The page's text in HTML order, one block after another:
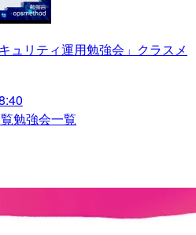
ュリティ運用勉強会」クラスメ
勉強会一覧